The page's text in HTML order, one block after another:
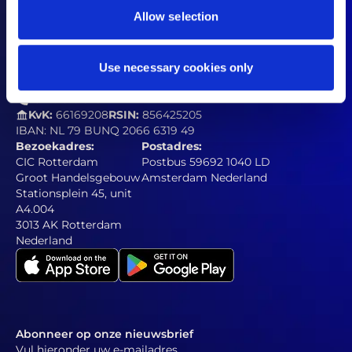
Allow selection
Use necessary cookies only
+31 10 310 5257
KvK: 66169208RSIN: 856425205
IBAN: NL 79 BUNQ 2066 6319 49
Bezoekadres:
CIC Rotterdam
Groot Handelsgebouw
Stationsplein 45, unit
A4.004
3013 AK Rotterdam
Nederland
Postadres:
Postbus 59692 1040 LD
Amsterdam Nederland
Abonneer op onze nieuwsbrief